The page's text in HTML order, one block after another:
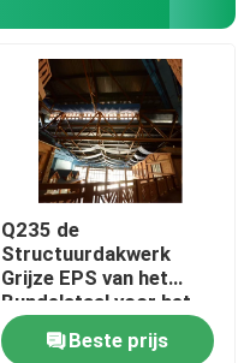
Q235 de
Structuurdakwerk
Grijze EPS van het
Bundelstaal voor het
Binnenpark van het
WaterthemaBeste prijs